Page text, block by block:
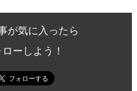
が気に入ったら
ーしよう！